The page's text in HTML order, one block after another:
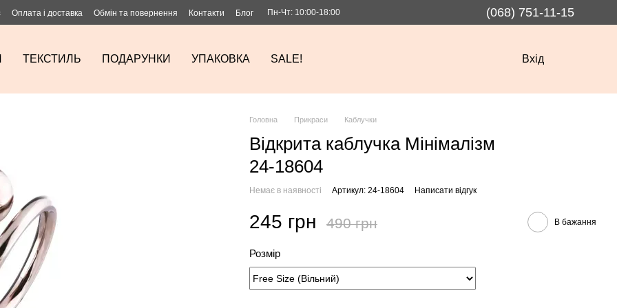
Оплата і доставка Обмін та повернення Контакти Блог Пн-Чт: 10:00-18:00 (068) 751-11-15
ТЕКСТИЛЬ ПОДАРУНКИ УПАКОВКА SALE! Вхід
Головна Прикраси Каблучки
Відкрита каблучка Мінімалізм
24-18604
Немає в наявності Артикул: 24-18604 Написати відгук
245 грн 490 грн В бажання
Розмір